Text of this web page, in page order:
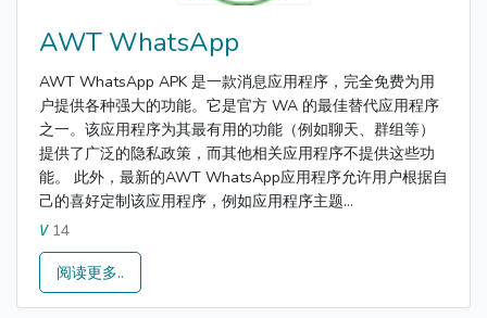
AWT WhatsApp
AWT WhatsApp APK 是一款消息应用程序，完全免费为用
户提供各种强大的功能。它是官方 WA 的最佳替代应用程序
之一。该应用程序为其最有用的功能（例如聊天、群组等）
提供了广泛的隐私政策，而其他相关应用程序不提供这些功
能。 此外，最新的AWT WhatsApp应用程序允许用户根据自
己的喜好定制该应用程序，例如应用程序主题...
V14
阅读更多..